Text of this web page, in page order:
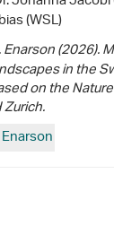
(WSL)
Enarson (2026).
in the
on the